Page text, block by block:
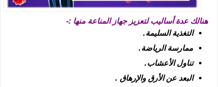
هنالك عدة أساليب لتعزيز جهاز المناعة منها :-
التغذية السليمة.
ممارسة الرياضة.
تناول الأعشاب.
البعد عن الأرق والإرهاق .